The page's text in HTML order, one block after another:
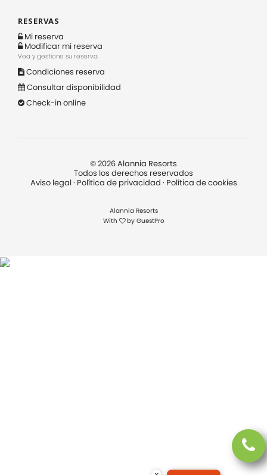
RESERVAS
Mi reserva
Modificar mi reserva
Vea y gestione su reserva
Condiciones reserva
Consultar disponibilidad
Check-in online
©2026Alannia Resorts
Todos los derechos reservados
Aviso legal· Política de privacidad · Política de cookies
Alannia Resorts
With
by GuestPro